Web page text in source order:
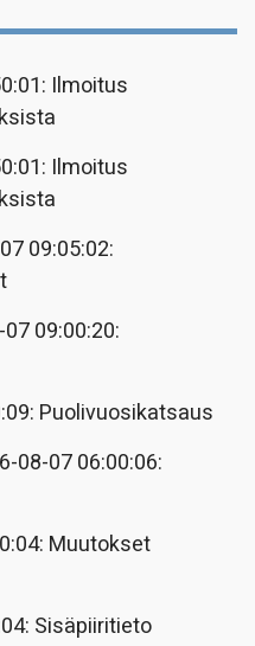
Ilmoitus
Ilmoitus
09:05:02:
09:00:20:
Puolivuosikatsaus
08-07 06:00:06:
Muutokset
Sisäpiiritieto